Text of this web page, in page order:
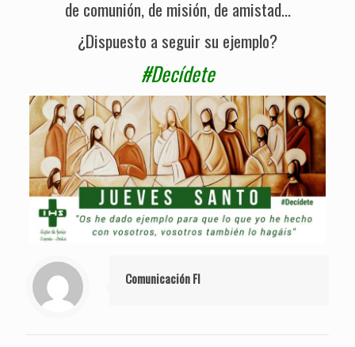
de comunión, de misión, de amistad…
¿Dispuesto a seguir su ejemplo?
#Decídete
Comunicación FI